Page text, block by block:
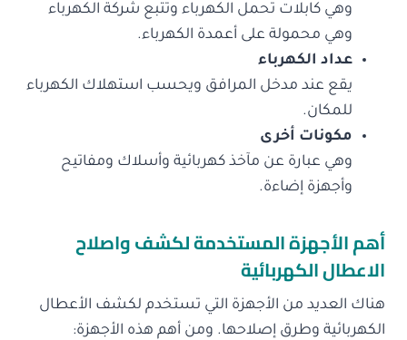
وهي كابلات تحمل الكهرباء وتتبع شركة الكهرباء
وهي محمولة على أعمدة الكهرباء.
عداد الكهرباء
يقع عند مدخل المرافق ويحسب استهلاك الكهرباء
للمكان.
مكونات أخرى
وهي عبارة عن مآخذ كهربائية وأسلاك ومفاتيح
وأجهزة إضاءة.
أهم الأجهزة المستخدمة لكشف واصلاح
الاعطال الكهربائية
هناك العديد من الأجهزة التي تستخدم لكشف الأعطال
الكهربائية وطرق إصلاحها. ومن أهم هذه الأجهزة: